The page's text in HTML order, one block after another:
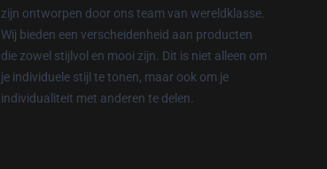
zijn ontworpen door ons team van wereldklasse.
Wij bieden een verscheidenheid aan producten
die zowel stijlvol en mooi zijn. Dit is niet alleen om
je individuele stijl te tonen, maar ook om je
individualiteit met anderen te delen.